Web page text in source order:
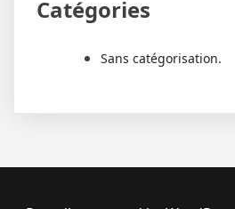
Catégories
Sans catégorisation.